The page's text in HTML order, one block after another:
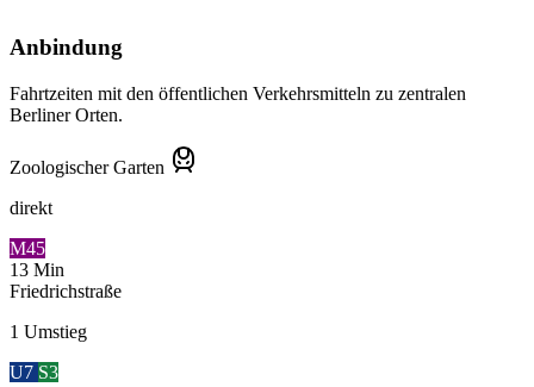
Anbindung
Fahrtzeiten mit den öffentlichen Verkehrsmitteln zu zentralen
Berliner Orten.
Zoologischer Garten
direkt
M45
13 Min
Friedrichstraße
1 Umstieg
U7 S3